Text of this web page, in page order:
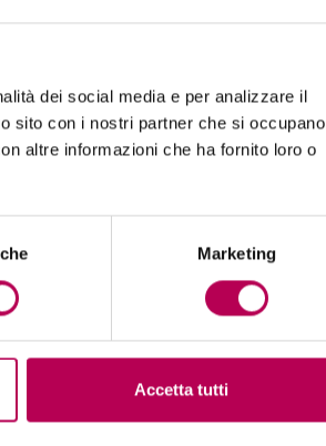
dei social media e per analizzare il
sito con i nostri partner che si occupano
altre informazioni che ha fornito loro o
Marketing
Accetta tutti
LAVORI
lavori